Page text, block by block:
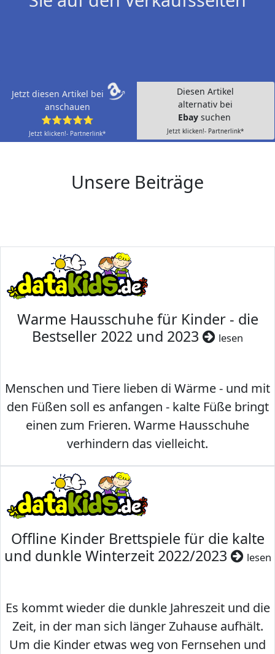
Jetzt diesen Artikel bei
anschauen
⭐⭐⭐⭐⭐
Jetzt klicken!- Partnerlink*
Diesen Artikel
alternativ bei
Ebay suchen
Jetzt klicken!- Partnerlink*
Unsere Beiträge
Warme Hausschuhe für Kinder - die
Bestseller 2022 und 2023
lesen
Menschen und Tiere lieben di Wärme - und mit
den Füßen soll es anfangen - kalte Füße bringt
einen zum Frieren. Warme Hausschuhe
verhindern das vielleicht.
Offline Kinder Brettspiele für die kalte
und dunkle Winterzeit 2022/2023
lesen
Es kommt wieder die dunkle Jahreszeit und die
Zeit, in der man sich länger Zuhause aufhält.
Um die Kinder etwas weg von Fernsehen und